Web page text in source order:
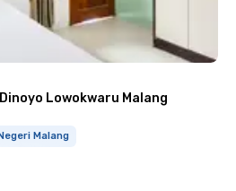
Lowokwaru Malang
Malang